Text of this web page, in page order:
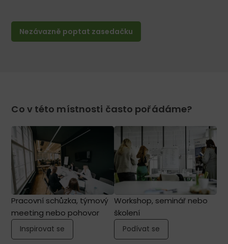
Nezávazně poptat zasedačku
Co v této místnosti často pořádáme?
Pracovní schůzka, týmový
meeting nebo pohovor
Inspirovat se
Workshop, seminář nebo
školení
Podívat se